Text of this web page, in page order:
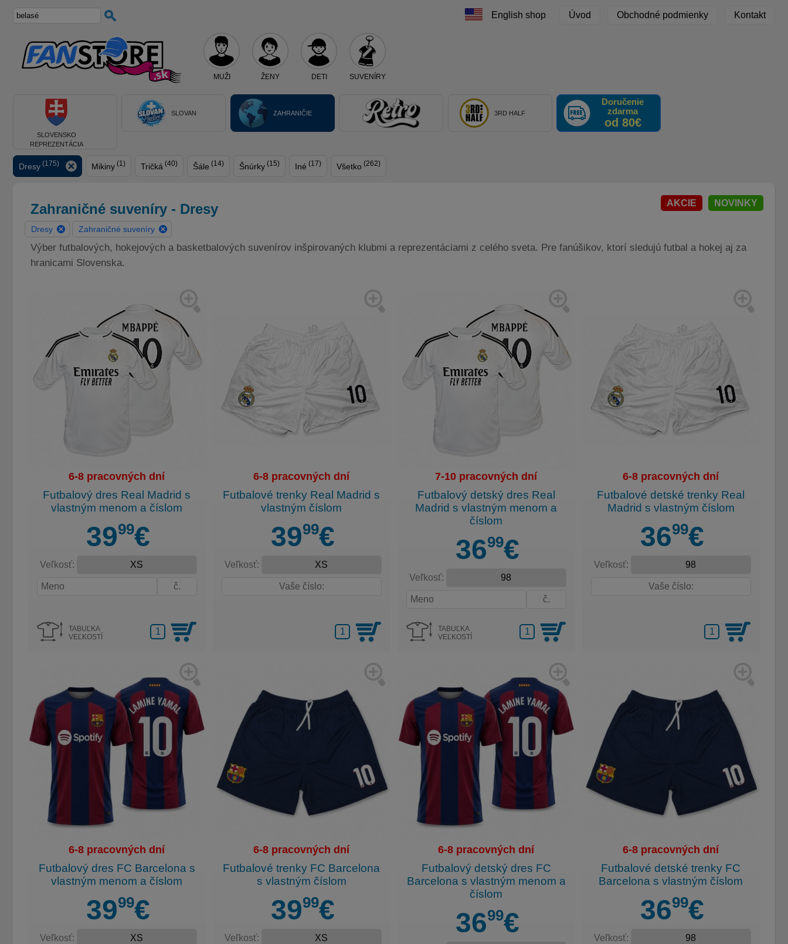
Úvod Obchodné podmienky Kontakt
English shop
MUŽI ŽENY DETI SUVENÍRY
Teraz vyberte klub, alebo typ výrobku
SLOVENSKO
REPREZENTÁCIA
SLOVAN ZAHRANIČIE 3RD HALF
Doručenie
zdarma
od 80€
Dresy (175) Mikiny (1) Tričká (40) Šále (14) Šnúrky (15) Iné (17) Všetko (262)
AKCIE NOVINKY
Zahraničné suveníry - Dresy
Dresy Zahraničné suveníry
Výber futbalových, hokejových a basketbalových suvenírov inšpirovaných klubmi a reprezentáciami z celého sveta. Pre fanúšikov, ktorí sledujú futbal a hokej aj za
hranicami Slovenska.
6-8 pracovných dní
Futbalový dres Real Madrid s
vlastným menom a číslom
3999€
Veľkosť:
TABUĽKA
VEĽKOSTÍ
6-8 pracovných dní
Futbalové trenky Real Madrid s
vlastným číslom
3999€
Veľkosť:
7-10 pracovných dní
Futbalový detský dres Real
Madrid s vlastným menom a
číslom
3699€
Veľkosť:
TABUĽKA
VEĽKOSTÍ
6-8 pracovných dní
Futbalové detské trenky Real
Madrid s vlastným číslom
3699€
Veľkosť:
6-8 pracovných dní
Futbalový dres FC Barcelona s
vlastným menom a číslom
3999€
Veľkosť:
6-8 pracovných dní
Futbalové trenky FC Barcelona
s vlastným číslom
3999€
Veľkosť:
6-8 pracovných dní
Futbalový detský dres FC
Barcelona s vlastným menom a
číslom
3699€
6-8 pracovných dní
Futbalové detské trenky FC
Barcelona s vlastným číslom
3699€
Veľkosť: